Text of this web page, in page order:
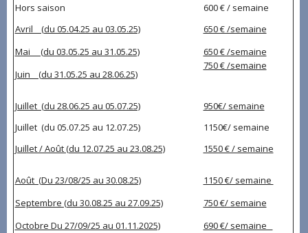
Hors saison
Avril (du 05.04.25 au 03.05.25)
600 € / semaine
650 € /semaine
Mai (du 03.05.25 au 31.05.25)
650 € /semaine
Juin (du 31.05.25 au 28.06.25)
750 € /semaine
Juillet (du 28.06.25 au 05.07.25)
Juillet (du 05.07.25 au 12.07.25)
Juillet / Août (du 12.07.25 au 23.08.25)
950€/ semaine
1150€/ semaine
1550 € / semaine
Août (Du 23/08/25 au 30.08.25)
1150 €/ semaine
Septembre (du 30.08.25 au 27.09.25)
750 €/ semaine
Octobre Du 27/09/25 au 01.11.2025)
690 €/ semaine